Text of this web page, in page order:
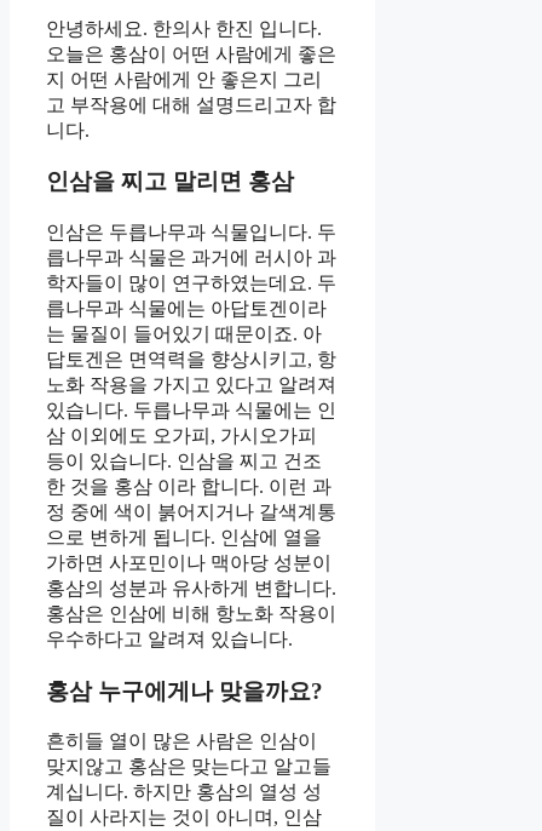
안녕하세요. 한의사 한진 입니다.
오늘은 홍삼이 어떤 사람에게 좋은
지 어떤 사람에게 안 좋은지 그리
고 부작용에 대해 설명드리고자 합
니다.
인삼을 찌고 말리면 홍삼
인삼은 두릅나무과 식물입니다. 두
릅나무과 식물은 과거에 러시아 과
학자들이 많이 연구하였는데요. 두
릅나무과 식물에는 아답토겐이라
는 물질이 들어있기 때문이죠. 아
답토겐은 면역력을 향상시키고, 항
노화 작용을 가지고 있다고 알려져
있습니다. 두릅나무과 식물에는 인
삼 이외에도 오가피, 가시오가피
등이 있습니다. 인삼을 찌고 건조
한 것을 홍삼 이라 합니다. 이런 과
정 중에 색이 붉어지거나 갈색계통
으로 변하게 됩니다. 인삼에 열을
가하면 사포민이나 맥아당 성분이
홍삼의 성분과 유사하게 변합니다.
홍삼은 인삼에 비해 항노화 작용이
우수하다고 알려져 있습니다.
홍삼 누구에게나 맞을까요?
흔히들 열이 많은 사람은 인삼이
맞지않고 홍삼은 맞는다고 알고들
계십니다. 하지만 홍삼의 열성 성
질이 사라지는 것이 아니며, 인삼